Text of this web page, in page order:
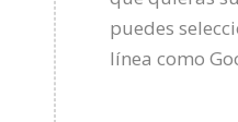
puedes
línea como